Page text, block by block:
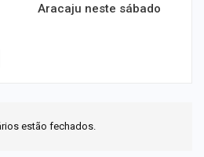
Aracaju neste sábado
estão fechados.